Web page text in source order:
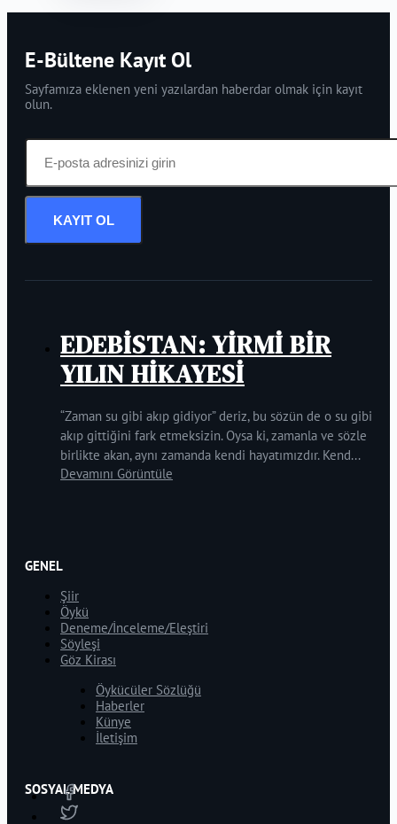
E-Bültene Kayıt Ol
Sayfamıza eklenen yeni yazılardan haberdar olmak için kayıt
olun.
KAYIT OL
EDEBİSTAN: YİRMİ BİR
YILIN HİKAYESİ
“Zaman su gibi akıp gidiyor” deriz, bu sözün de o su gibi
akıp gittiğini fark etmeksizin. Oysa ki, zamanla ve sözle
birlikte akan, aynı zamanda kendi hayatımızdır. Kend...
Devamını Görüntüle
GENEL
Şiir
Öykü
Deneme/İnceleme/Eleştiri
Söyleşi
Göz Kirası
Öykücüler Sözlüğü
Haberler
Künye
İletişim
SOSYAL MEDYA